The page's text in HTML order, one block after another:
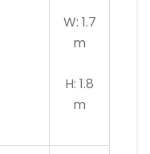
W: 1.7
m
H: 1.8
m